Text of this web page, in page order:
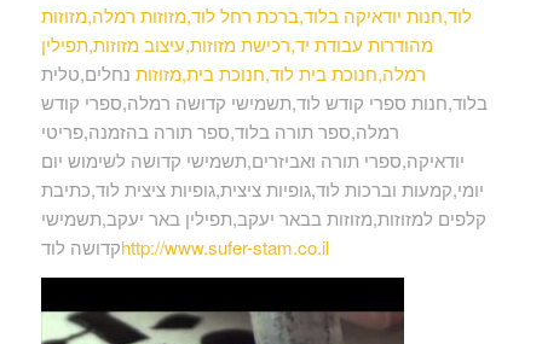
לוד,חנות יודאיקה בלוד,ברכת רחל לוד,מזוזות רמלה,מזוזות
מהודרות עבודת יד,רכישת מזוזות,עיצוב מזוזות,תפילין
רמלה,חנוכת בית לוד,חנוכת בית,מזוזות נחלים,טלית
בלוד,חנות ספרי קודש לוד,תשמישי קדושה רמלה,ספרי קודש
רמלה,ספר תורה בלוד,ספר תורה בהזמנה,פריטי
יודאיקה,ספרי תורה ואביזרים,תשמישי קדושה לשימוש יום
יומי,קמעות וברכות לוד,גופיות ציצית,גופיות ציצית לוד,כתיבת
קלפים למזוזות,מזוזות בבאר יעקב,תפילין באר יעקב,תשמישי
קדושה לודhttp://www.sufer-stam.co.il